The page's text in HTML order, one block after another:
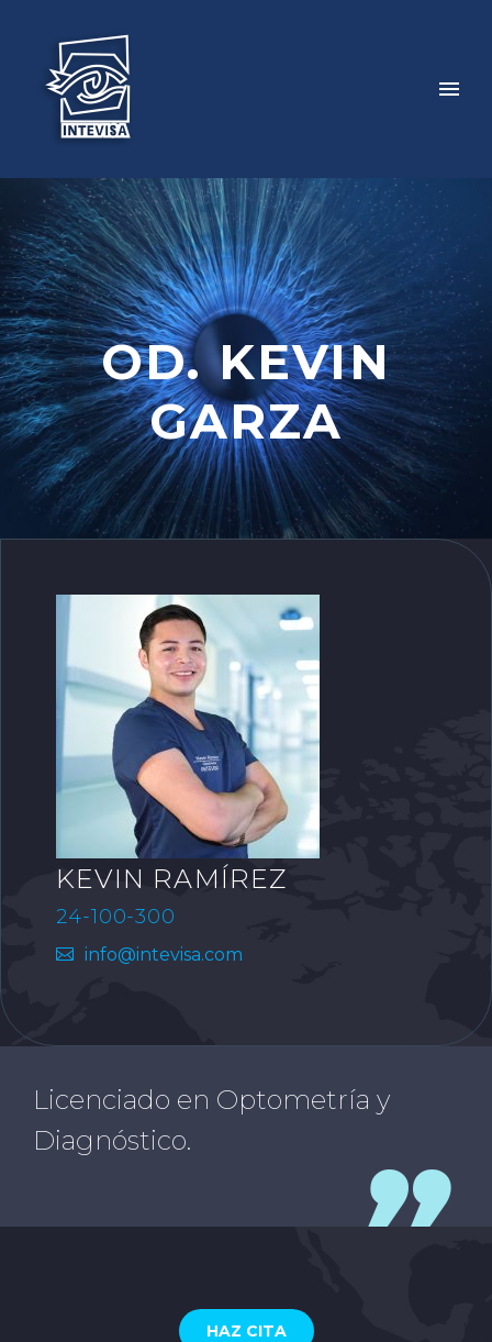
OD. KEVIN
GARZA
KEVIN RAMÍREZ
24-100-300
info@intevisa.com
Licenciado en Optometría y
Diagnóstico.
HAZ CITA